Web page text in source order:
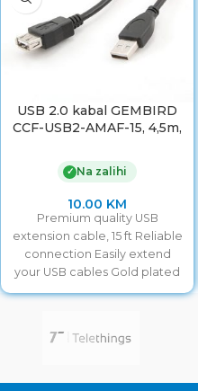
USB 2.0 kabal GEMBIRD
CCF-USB2-AMAF-15, 4,5m,
ferrit
✓ Na zalihi
10.00 KM
Premium quality USB
extension cable, 15 ft Reliable
connection Easily extend
your USB cables Gold plated
contacts